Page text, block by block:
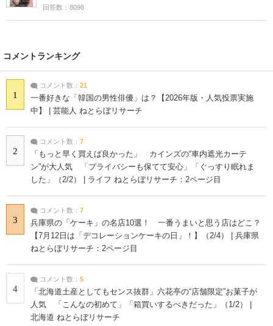
回答数：8098
コメントランキング
1
コメント数： 21
一番好きな「韓国の男性俳優」は？【2026年版・人気投票実施
中】 | 芸能人 ねとらぼリサーチ
2
コメント数： 7
「もっと早く買えば良かった」 カインズの“車内遮光カーテ
ン”が大人気 「プライバシーも保てて安心」「ぐっすり眠れま
した」（2/2） | ライフ ねとらぼリサーチ：2ページ目
3
コメント数： 7
兵庫県の「ケーキ」の名店10選！ 一番うまいと思う店はどこ？
【7月12日は「デコレーションケーキの日」！】（2/4） | 兵庫県
ねとらぼリサーチ：2ページ目
4
コメント数： 5
「北海道土産としてもセンス抜群」六花亭の“店舗限定”お菓子が
人気 「こんなの初めて」「箱買いするべきだった」（1/2） |
北海道 ねとらぼリサーチ